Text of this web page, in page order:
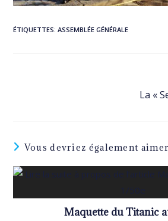
ÉTIQUETTES:ASSEMBLÉE GÉNÉRALE
La «
Vous devriez également aimer
Maquette du Titanic